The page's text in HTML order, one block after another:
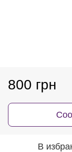
800 грн
В